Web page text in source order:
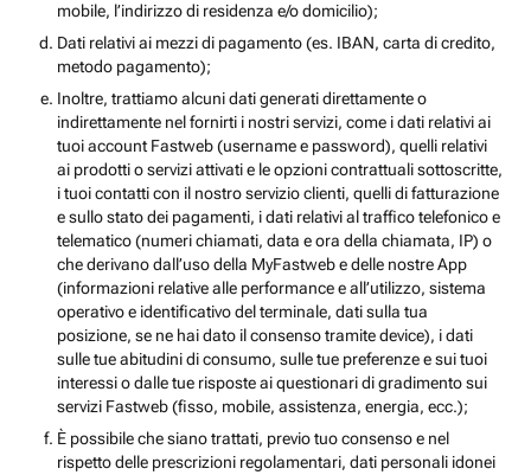
mobile, l’indirizzo di residenza e/o domicilio);
Dati relativi ai mezzi di pagamento (es. IBAN, carta di credito,
metodo pagamento);
Inoltre, trattiamo alcuni dati generati direttamente o
indirettamente nel fornirti i nostri servizi, come i dati relativi ai
tuoi account Fastweb (username e password), quelli relativi
ai prodotti o servizi attivati e le opzioni contrattuali sottoscritte,
i tuoi contatti con il nostro servizio clienti, quelli di fatturazione
e sullo stato dei pagamenti, i dati relativi al traffico telefonico e
telematico (numeri chiamati, data e ora della chiamata, IP) o
che derivano dall’uso della MyFastweb e delle nostre App
(informazioni relative alle performance e all’utilizzo, sistema
operativo e identificativo del terminale, dati sulla tua
posizione, se ne hai dato il consenso tramite device), i dati
sulle tue abitudini di consumo, sulle tue preferenze e sui tuoi
interessi o dalle tue risposte ai questionari di gradimento sui
servizi Fastweb (fisso, mobile, assistenza, energia, ecc.);
È possibile che siano trattati, previo tuo consenso e nel
rispetto delle prescrizioni regolamentari, dati personali idonei